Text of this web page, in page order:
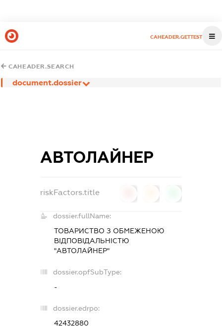
CAHEADER.GETTEST
CAHEADER.SEARCH
document.dossier
АВТОЛАЙНЕР
riskFactors.title
dossier.fullName:
ТОВАРИСТВО З ОБМЕЖЕНОЮ
ВІДПОВІДАЛЬНІСТЮ
"АВТОЛАЙНЕР"
dossier.opfSubType:
-
dossier.edrpo:
42432880